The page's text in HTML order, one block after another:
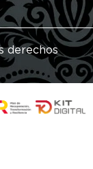
derechos